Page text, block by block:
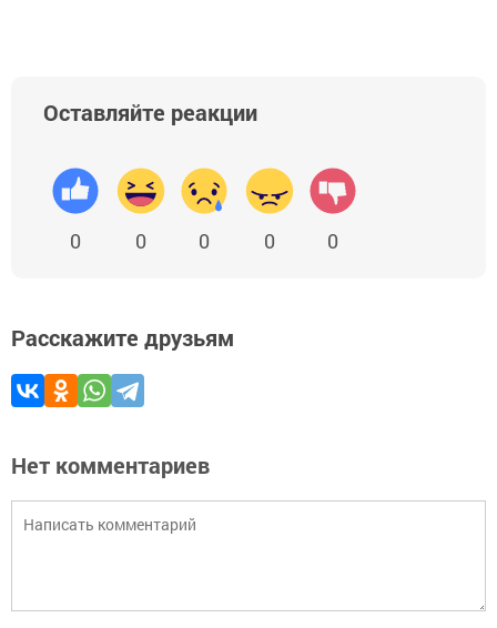
Оставляйте реакции
0 0 0 0 0
Расскажите друзьям
Нет комментариев